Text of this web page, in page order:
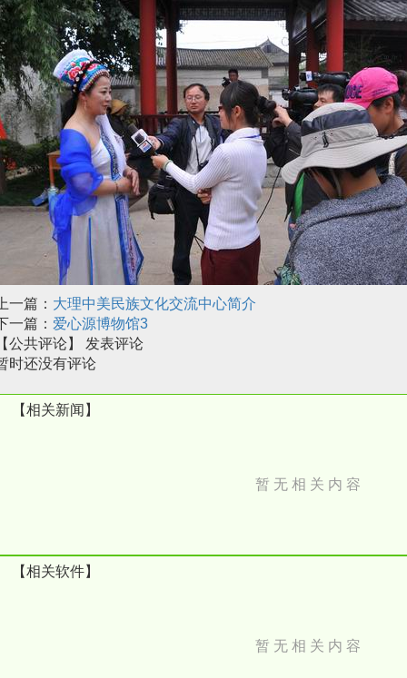
一篇： 大理中美民族文化交流中心简介
一篇： 爱心源博物馆3
公共评论】
发表评论
时还没有评论
【相关新闻】
暂 无 相 关 内 容
【相关软件】
暂 无 相 关 内 容